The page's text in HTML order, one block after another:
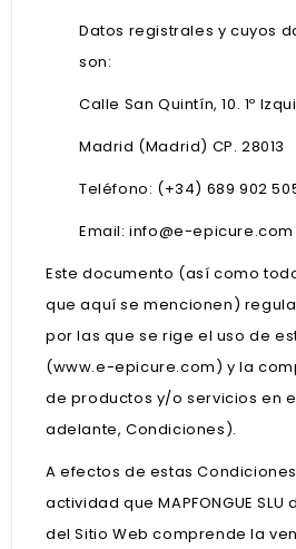
Datos registrales y cuyos
son:
Calle San Quintín, 10. 1º
Madrid (Madrid) CP. 28013
Teléfono: (+34) 689 902
Email:info@e-epicure.com
Este documento (así como
que aquí se mencionen)
por las que se rige el uso de
(www.e-epicure.com) y la
de productos y/o servicios en
adelante, Condiciones).
A efectos de estas
actividad que MAPFONGUE
del Sitio Web comprende la